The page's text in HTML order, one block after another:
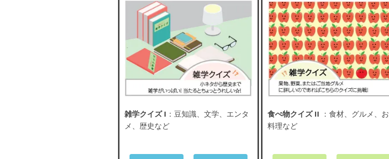
雑学クイズ I ：豆知識、文学、エンタ
メ、歴史など
食べ物クイズ II ：食材、グルメ、お
料理など